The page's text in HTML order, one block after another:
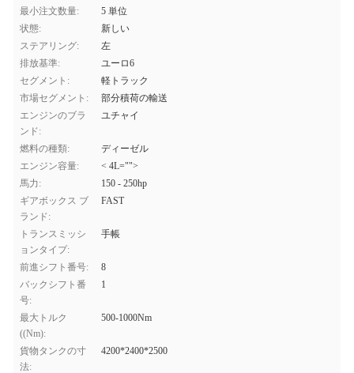
最小注文数量:
5 単位
状態:
新しい
ステアリング:
左
排放基準:
ユーロ6
セグメント:
軽トラック
市場セグメント:
部分積荷の輸送
エンジンのブラ
ンド:
ユチャイ
燃料の種類:
ディーゼル
エンジン容量:
< 4L="">
馬力:
150 - 250hp
ギアボックス ブ
ランド:
FAST
トランスミッシ
ョンタイプ:
手帳
前進シフト番号:
8
バックシフト番
号:
1
最大トルク
((Nm):
500-1000Nm
貨物タンクの寸
法:
4200*2400*2500